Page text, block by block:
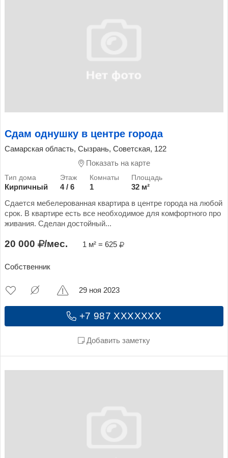
Сдам однушку в центре города
Самарская область, Сызрань, Советская, 122
Показать на карте
Кирпичный 4 / 6 1
32 м²
Сдается мебелерованная квартира в центре города на любой
срок. В квартире есть все необходимое для комфортного про
живания. Сделан достойный...
20 000 /мес. 1 м² = 625
Собственник
+7 987 XXXXXXX
Добавить заметку
29 ноя 2023